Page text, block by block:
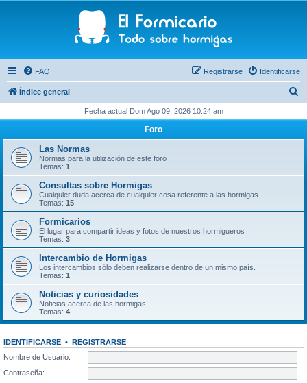
FAQ Identificarse
Registrarse
Índice general
c
r
Fecha actual Dom Ago 09, 2026 10:24 am
Foro
Las Normas
Normas para la utilización de este foro
Temas: 1
Consultas sobre Hormigas
Cualquier duda acerca de cualquier cosa referente a las hormigas
Temas: 15
Formicarios
El lugar para compartir ideas y fotos de nuestros hormigueros
Temas: 3
Intercambio de Hormigas
Los intercambios sólo deben realizarse dentro de un mismo país.
Temas: 1
Noticias y curiosidades
Noticias acerca de las hormigas
Temas: 4
IDENTIFICARSE • REGISTRARSE
Nombre de Usuario:
Contraseña: